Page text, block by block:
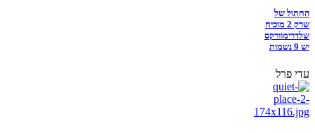
החתול של
שרק 2 מוכיח
שלדרימוורקס
יש 9 נשמות
עדי פרל